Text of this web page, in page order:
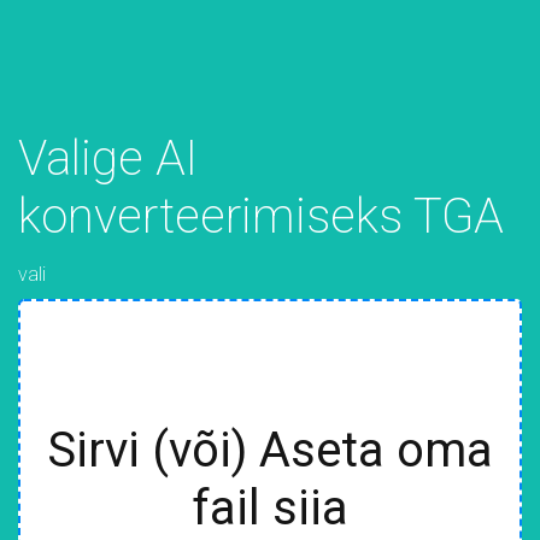
Valige AI
konverteerimiseks TGA
vali
Sirvi (või) Aseta oma
fail siia